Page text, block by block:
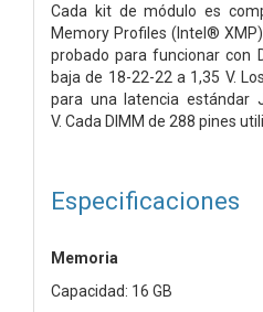
Cada kit de módulo es
Memory Profiles (Intel®
probado para funcionar con
baja de 18-22-22 a 1,35 V.
para una latencia estándar
V. Cada DIMM de 288 pines
Especificaciones
Memoria
Capacidad: 16 GB